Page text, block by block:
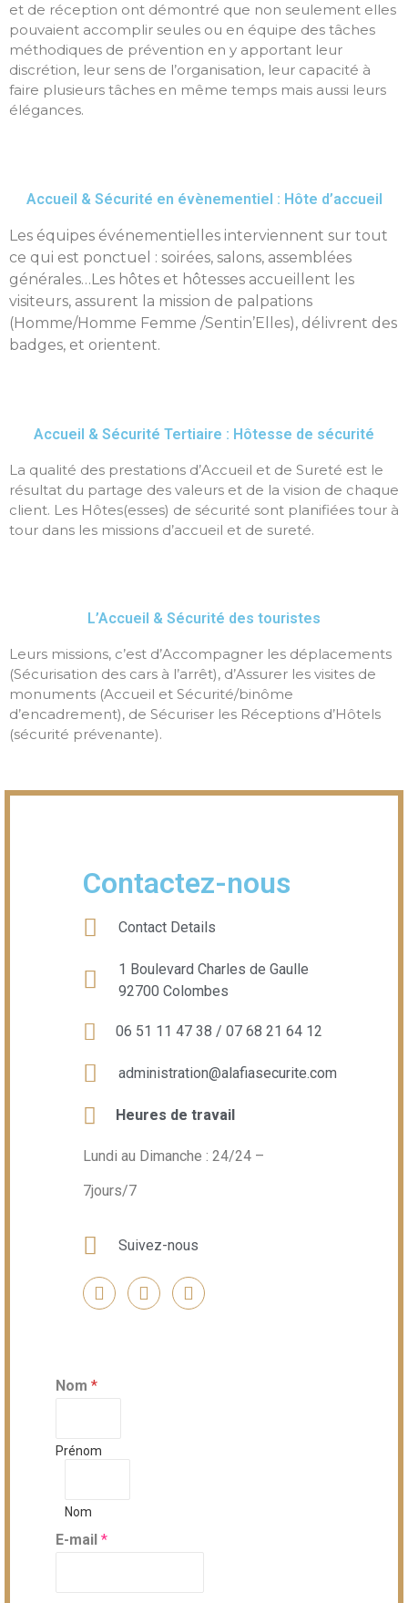
et de réception ont démontré que non seulement elles
pouvaient accomplir seules ou en équipe des tâches
méthodiques de prévention en y apportant leur
discrétion, leur sens de l’organisation, leur capacité à
faire plusieurs tâches en même temps mais aussi leurs
élégances.
Accueil & Sécurité en évènementiel : Hôte d’accueil
Les équipes événementielles interviennent sur tout
ce qui est ponctuel : soirées, salons, assemblées
générales…Les hôtes et hôtesses accueillent les
visiteurs, assurent la mission de palpations
(Homme/Homme Femme /Sentin’Elles), délivrent des
badges, et orientent.
Accueil & Sécurité Tertiaire : Hôtesse de sécurité
La qualité des prestations d’Accueil et de Sureté est le
résultat du partage des valeurs et de la vision de chaque
client. Les Hôtes(esses) de sécurité sont planifiées tour à
tour dans les missions d’accueil et de sureté.
L’Accueil & Sécurité des touristes
Leurs missions, c’est d’Accompagner les déplacements
(Sécurisation des cars à l’arrêt), d’Assurer les visites de
monuments (Accueil et Sécurité/binôme
d’encadrement), de Sécuriser les Réceptions d’Hôtels
(sécurité prévenante).
Contactez-nous
Contact Details
1 Boulevard Charles de Gaulle
92700 Colombes
06 51 11 47 38 / 07 68 21 64 12
administration@alafiasecurite.com
Heures de travail
Lundi au Dimanche : 24/24 –
7jours/7
Suivez-nous
Nom *
Prénom
Nom
E-mail *